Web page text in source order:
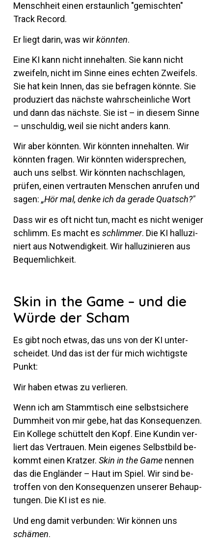
Mensch­heit einen er­staun­lich "ge­mischten"
Track Record.
Er liegt darin, was wirkönnten.
Eine KI kann nicht in­ne­halten. Sie kann nicht
zwei­feln, nicht im Sinne eines echten Zwei­fels.
Sie hat kein Innen, das sie be­fragen könnte. Sie
pro­du­ziert das nächste wahr­schein­liche Wort
und dann das nächste. Sie ist – in diesem Sinne
– un­schuldig, weil sie nicht an­ders kann.
Wir aber könnten. Wir könnten in­ne­halten. Wir
könnten fragen. Wir könnten wi­der­spre­chen,
auch uns selbst. Wir könnten nach­schlagen,
prüfen, einen ver­trauten Men­schen an­rufen und
sagen:„Hör mal, denke ich da ge­rade Quatsch?"
Dass wir es oft nicht tun, macht es nicht we­niger
schlimm. Es macht esschlimmer. Die KI hal­lu­zi­
niert aus Not­wen­dig­keit. Wir hal­lu­zi­nieren aus
Bequemlichkeit.
Skin in the Game – und die
Würde der Scham
Es gibt noch etwas, das uns von der KI un­ter­
scheidet. Und das ist der für mich wich­tigste
Punkt:
Wir haben etwas zu verlieren.
Wenn ich am Stamm­tisch eine selbst­si­chere
Dumm­heit von mir gebe, hat das Kon­se­quenzen.
Ein Kol­lege schüt­telt den Kopf. Eine Kundin ver­
liert das Ver­trauen. Mein ei­genes Selbst­bild be­
kommt einen Kratzer.Skin in the Game nennen
das die Eng­länder – Haut im Spiel. Wir sind be­
troffen von den Kon­se­quenzen un­serer Be­haup­
tungen. Die KI ist es nie.
Und eng damit ver­bunden: Wir können uns
schämen.